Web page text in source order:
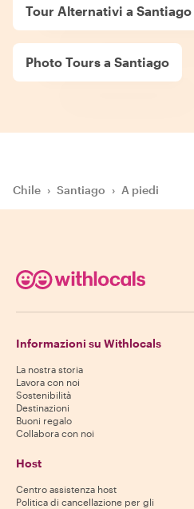
Tour Alternativi a Santiago
Photo Tours a Santiago
Chile › Santiago › A piedi
Informazioni su Withlocals
La nostra storia
Lavora con noi
Sostenibilità
Destinazioni
Buoni regalo
Collabora con noi
Host
Centro assistenza host
Politica di cancellazione per gli